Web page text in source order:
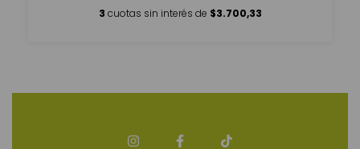
3 cuotas sin interés de $3.700,33